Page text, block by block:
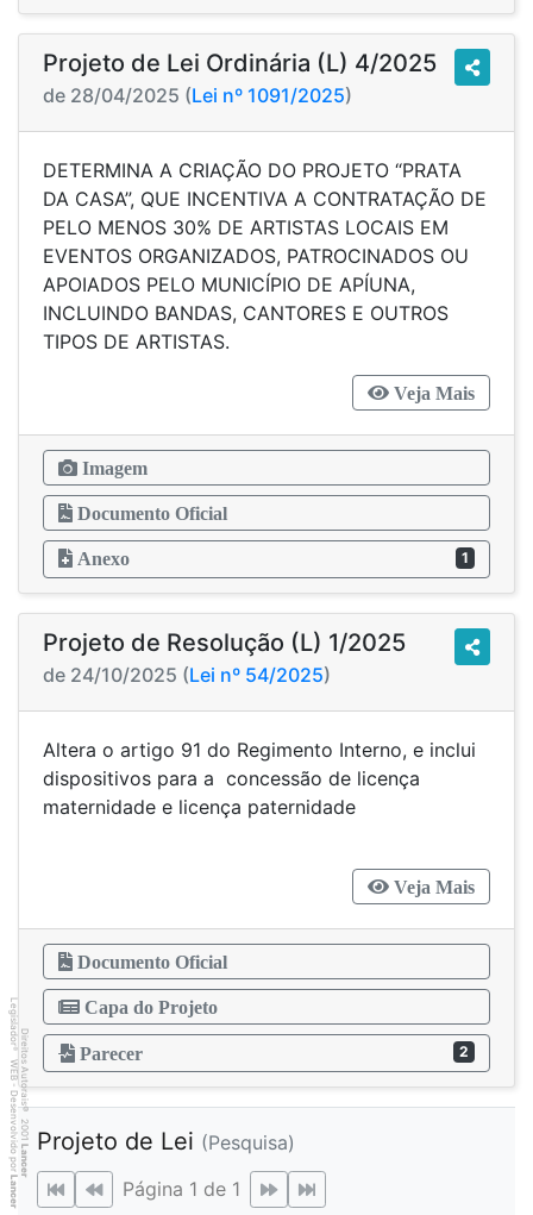
Projeto de Lei Ordinária (L) 4/2025
de 28/04/2025 (Lei nº 1091/2025)
DETERMINA A CRIAÇÃO DO PROJETO “PRATA
DA CASA”, QUE INCENTIVA A CONTRATAÇÃO DE
PELO MENOS 30% DE ARTISTAS LOCAIS EM
EVENTOS ORGANIZADOS, PATROCINADOS OU
APOIADOS PELO MUNICÍPIO DE APÍUNA,
INCLUINDO BANDAS, CANTORES E OUTROS
TIPOS DE ARTISTAS.
Veja Mais
Imagem
Documento Oficial
Anexo 1
Projeto de Resolução (L) 1/2025
de 24/10/2025 (Lei nº 54/2025)
Altera o artigo 91 do Regimento Interno, e inclui
dispositivos para a concessão de licença
maternidade e licença paternidade
Veja Mais
Documento Oficial
Capa do Projeto
Parecer 2
Projeto de Lei (Pesquisa)
Página 1 de 1
Direitos Autorais
©
2001
Lancer
Legislador
®
WEB - Desenvolvido por
Lancer